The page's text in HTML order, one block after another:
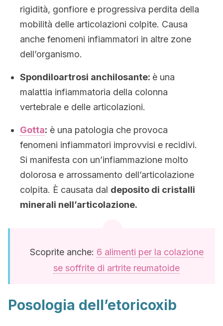
rigidità, gonfiore e progressiva perdita della
mobilità delle articolazioni colpite. Causa
anche fenomeni infiammatori in altre zone
dell’organismo.
Spondiloartrosi anchilosante: è una
malattia infiammatoria della colonna
vertebrale e delle articolazioni.
Gotta: è una patologia che provoca
fenomeni infiammatori improvvisi e recidivi.
Si manifesta con un’infiammazione molto
dolorosa e arrossamento dell’articolazione
colpita. È causata dal deposito di cristalli
minerali nell’articolazione.
Scoprite anche: 6 alimenti per la colazione
se soffrite di artrite reumatoide
Posologia dell’etoricoxib